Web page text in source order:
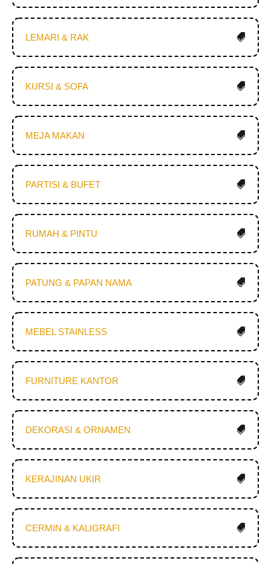
LEMARI & RAK
KURSI & SOFA
MEJA MAKAN
PARTISI & BUFET
RUMAH & PINTU
PATUNG & PAPAN NAMA
MEBEL STAINLESS
FURNITURE KANTOR
DEKORASI & ORNAMEN
KERAJINAN UKIR
CERMIN & KALIGRAFI